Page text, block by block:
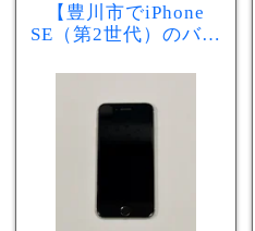
【豊川市でiPhone
SE（第2世代）のバッ
スマ豊川店】電池の
減りが早い症状も当